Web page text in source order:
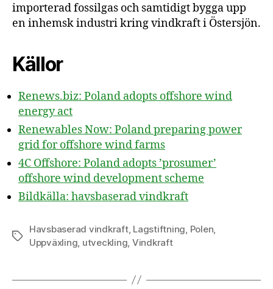
importerad fossilgas och samtidigt bygga upp
en inhemsk industri kring vindkraft i Östersjön.
Källor
Renews.biz: Poland adopts offshore wind
energy act
Renewables Now: Poland preparing power
grid for offshore wind farms
4C Offshore: Poland adopts ’prosumer’
offshore wind development scheme
Bildkälla: havsbaserad vindkraft
Etiketter
Havsbaserad vindkraft, Lagstiftning Polen
Uppväxling utveckling Vindkraft